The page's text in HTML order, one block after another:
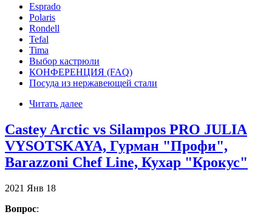
Esprado
Polaris
Rondell
Tefal
Tima
Выбор кастрюли
КОНФЕРЕНЦИЯ (FAQ)
Посуда из нержавеющей стали
Читать далее
Castey Arctic vs Silampos PRO JULIA
VYSOTSKAYA, Гурман "Профи",
Barazzoni Chef Line, Кухар "Крокус"
2021 Янв 18
Вопрос: